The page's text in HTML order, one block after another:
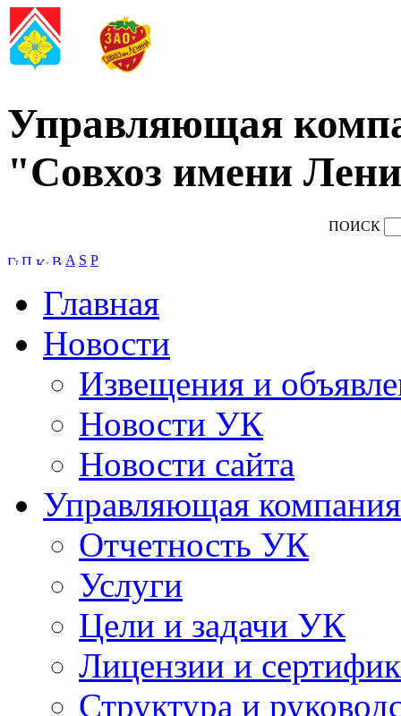
Управляющая
"Совхоз имени
ПОИСК
A S P
Главная
Новости
Извещения и
Новости УК
Новости сайта
Управляющая компания
Отчетность УК
Услуги
Цели и задачи УК
Лицензии и
Структура и